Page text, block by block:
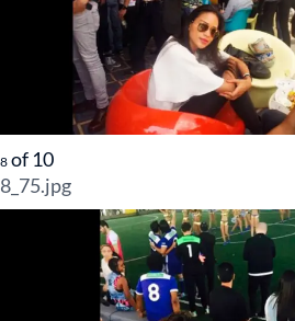
8 of 10
8_75.jpg